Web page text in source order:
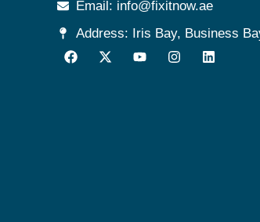
Email: info@fixitnow.ae
Address: Iris Bay, Business